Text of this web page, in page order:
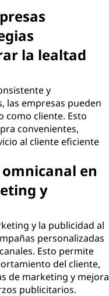
la lealtad
y
las empresas pueden
como cliente. Esto
convenientes,
al cliente eficiente
en
y
y la publicidad al
personalizadas
Esto permite
del cliente,
de marketing y mejora
publicitarios.